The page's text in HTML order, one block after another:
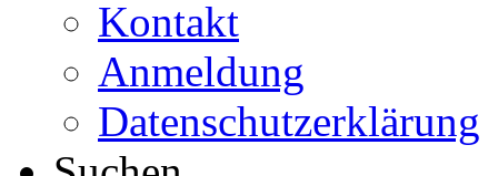
Kontakt
Anmeldung
Datenschutzerklärung